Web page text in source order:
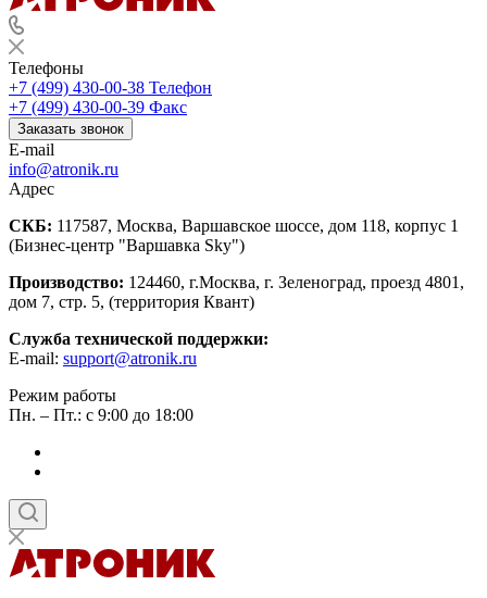
Телефоны
+7 (499) 430-00-38 Телефон
+7 (499) 430-00-39 Факс
Заказать звонок
E-mail
info@atronik.ru
Адрес
СКБ: 117587, Москва, Варшавское шоссе, дом 118, корпус 1
(Бизнес-центр "Варшавка Sky")
Производство: 124460, г.Москва, г. Зеленоград, проезд 4801,
дом 7, стр. 5, (территория Квант)
Служба технической поддержки:
E-mail: support@atronik.ru
Режим работы
Пн. – Пт.: с 9:00 до 18:00